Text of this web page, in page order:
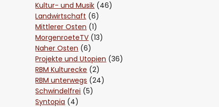
Kultur- und Musik (46)
Landwirtschaft (6)
Mittlerer Osten (1)
MorgenroeteTV (13)
Naher Osten (6)
Projekte und Utopien (36)
RBM Kulturecke (2)
RBM unterwegs (24)
Schwindelfrei (5)
Syntopia (4)